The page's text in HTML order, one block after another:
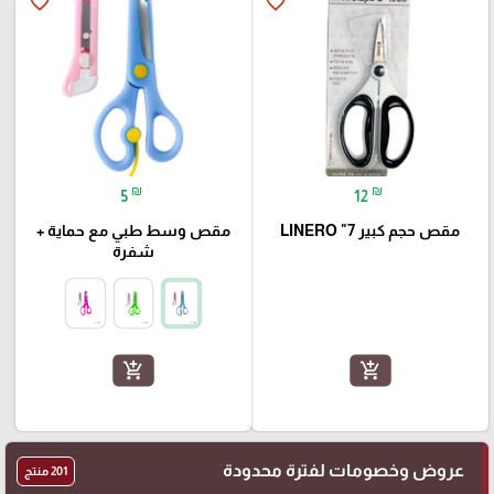
12 ₪
مقص حجم كبير 7" LINERO
add_shopping_cart
5 ₪
مقص وسط طبي مع حماية +
شفرة
add_shopping_cart
عروض وخصومات لفترة محدودة 201 منتج